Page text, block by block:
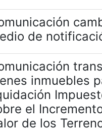
de
inmuebles
el
de los